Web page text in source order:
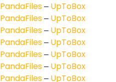
PandaFiles– UpToBox
PandaFiles– UpToBox
PandaFiles– UpToBox
PandaFiles– UpToBox
PandaFiles– UpToBox
PandaFiles– UpToBox
PandaFiles– UpToBox